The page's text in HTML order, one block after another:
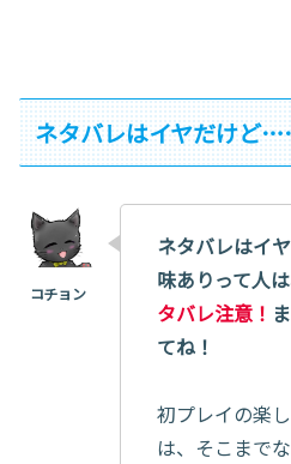
ネタバレはイヤだけど
ネタバレはイ
味ありって人
タバレ注意！
てね！
初プレイの楽
は、そこまで